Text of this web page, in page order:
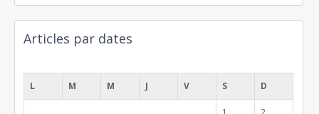
Articles par dates
L M M J V S D